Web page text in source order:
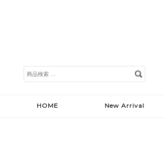
検
索
HOME New Arrival